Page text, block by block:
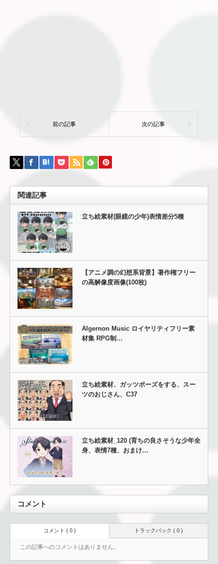
前の記事 次の記事
関連記事
立ち絵素材(眼鏡の少年)表情差分5種
【アニメ調の幻想系背景】著作権フリー
の高解像度画像(100枚)
Algernon Music ロイヤリティフリー素
材集 RPG制…
立ち絵素材、ガッツポーズをする、スー
ツのおじさん、C37
立ち絵素材_120 (育ちの良さそうな少年全
身、表情7種、おまけ…
コメント
トラックバック ( 0 )
コメント ( 0 )
この記事へのコメントはありません。